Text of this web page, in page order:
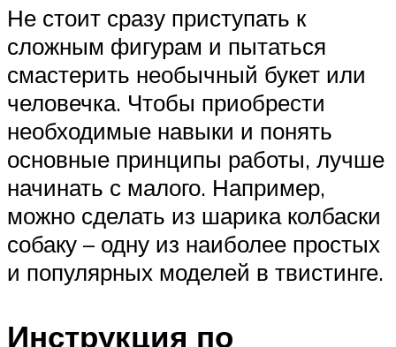
Не стоит сразу приступать к
сложным фигурам и пытаться
смастерить необычный букет или
человечка. Чтобы приобрести
необходимые навыки и понять
основные принципы работы, лучше
начинать с малого. Например,
можно сделать из шарика колбаски
собаку – одну из наиболее простых
и популярных моделей в твистинге.
Инструкция по